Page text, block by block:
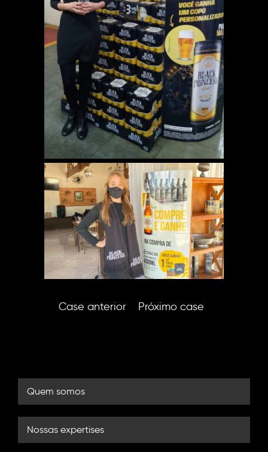
Case anterior Próximo case
Quem somos
Nossas expertises